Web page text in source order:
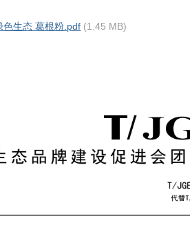
生态 葛根粉.pdf (1.45 MB)